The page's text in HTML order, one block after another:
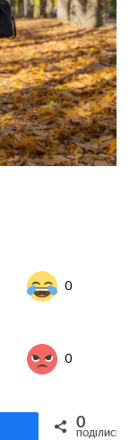
0
0
Поділитися0
ПОДІЛИСЬ